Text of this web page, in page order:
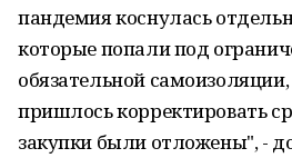
пандемия коснулась
которые попали под
обязательной самоизоляции,
пришлось корректировать
закупки были отложены", -